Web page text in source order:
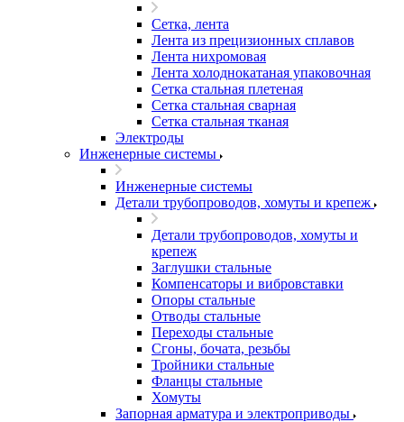
Сетка, лента
Лента из прецизионных сплавов
Лента нихромовая
Лента холоднокатаная упаковочная
Сетка стальная плетеная
Сетка стальная сварная
Сетка стальная тканая
Электроды
Инженерные системы
Инженерные системы
Детали трубопроводов, хомуты и крепеж
Детали трубопроводов, хомуты и
крепеж
Заглушки стальные
Компенсаторы и вибровставки
Опоры стальные
Отводы стальные
Переходы стальные
Сгоны, бочата, резьбы
Тройники стальные
Фланцы стальные
Хомуты
Запорная арматура и электроприводы